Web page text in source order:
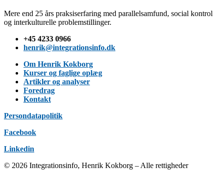
Mere end 25 års praksiserfaring med parallelsamfund, social kontrol
og interkulturelle problemstillinger.
+45 4233 0966
henrik@integrationsinfo.dk
Om Henrik Kokborg
Kurser og faglige oplæg
Artikler og analyser
Foredrag
Kontakt
Persondatapolitik
Facebook
Linkedin
© 2026 Integrationsinfo, Henrik Kokborg – Alle rettigheder